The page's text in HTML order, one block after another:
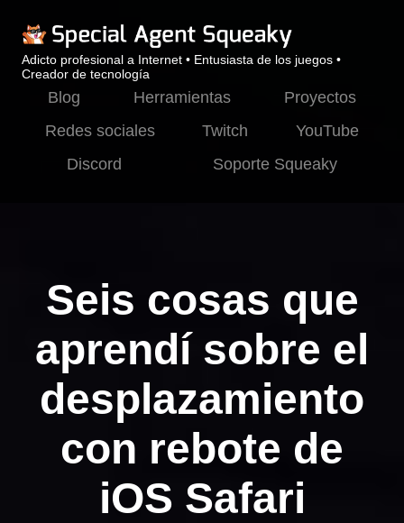
Adicto profesional a Internet • Entusiasta de los juegos •
Creador de tecnología
Blog Herramientas
Proyectos
Redes sociales
Twitch
YouTube
Discord
Soporte Squeaky
Seis cosas que
aprendí sobre el
desplazamiento
con rebote de
iOS Safari